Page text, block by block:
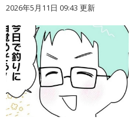
2026年5月11日 09:43 更新